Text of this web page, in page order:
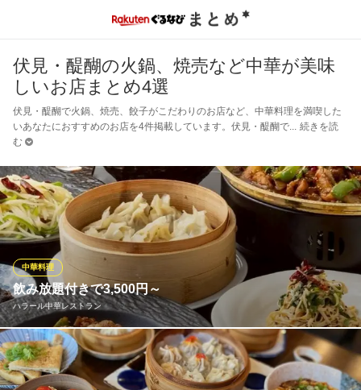
伏見・醍醐の火鍋、焼売など中華が美味
しいお店まとめ4選
伏見・醍醐で火鍋、焼売、餃子がこだわりのお店など、中華料理を満喫した
いあなたにおすすめのお店を4件掲載しています。伏見・醍醐で
続きを読
む
飲み放題付きで3,500円～
ハラール中華レストラン
中華料理
お得なご宴会コースは、飲み放題付きで3,500円～とメニュー内容
も充実。 人気メニューの千切りじゃが芋の酸辛い炒めをはじめお